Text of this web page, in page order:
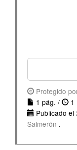
Protegido
1 pág. /
1
Publicado el
Salmerón .